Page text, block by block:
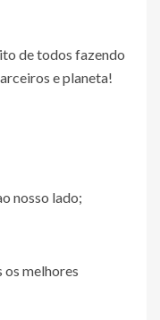
de todos fazendo
e planeta!
nosso lado;
os melhores